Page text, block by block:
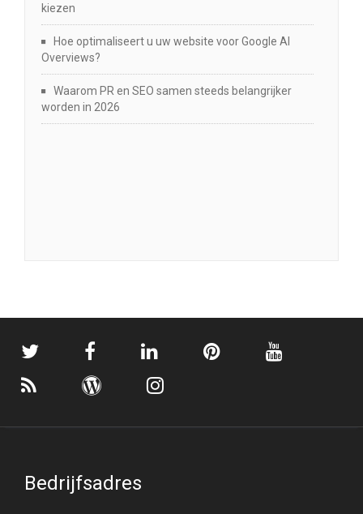
kiezen
Hoe optimaliseert u uw website voor Google AI
Overviews?
Waarom PR en SEO samen steeds belangrijker
worden in 2026
Bedrijfsadres